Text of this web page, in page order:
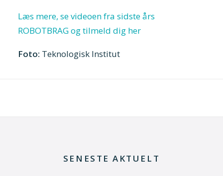
Læs mere, se videoen fra sidste års
ROBOTBRAG og tilmeld dig her
Foto: Teknologisk Institut
SENESTE AKTUELT